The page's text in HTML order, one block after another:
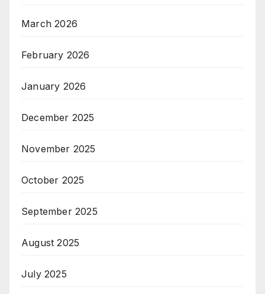
March 2026
February 2026
January 2026
December 2025
November 2025
October 2025
September 2025
August 2025
July 2025